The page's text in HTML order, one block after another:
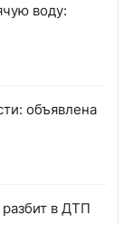
воду:
объявлена
в ДТП